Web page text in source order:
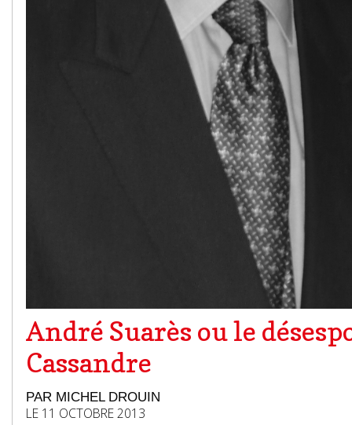
André Suarès ou le
Cassandre
PAR MICHEL DROUIN
LE 11 OCTOBRE 2013